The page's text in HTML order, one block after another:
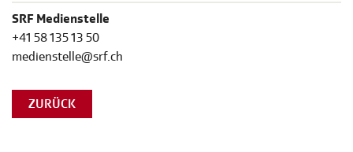
SRF Medienstelle
+41 58 135 13 50
medienstelle@srf.ch
ZURÜCK